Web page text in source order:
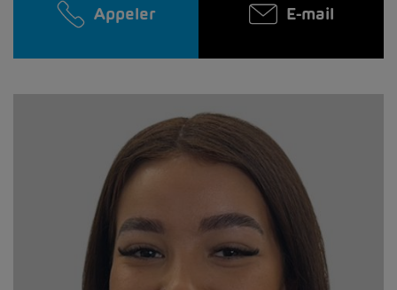
Appeler E-mail